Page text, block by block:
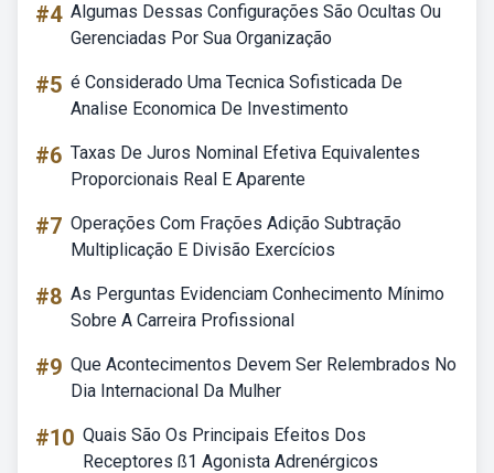
#4 Algumas Dessas Configurações São Ocultas Ou
Gerenciadas Por Sua Organização
#5 é Considerado Uma Tecnica Sofisticada De
Analise Economica De Investimento
#6 Taxas De Juros Nominal Efetiva Equivalentes
Proporcionais Real E Aparente
#7 Operações Com Frações Adição Subtração
Multiplicação E Divisão Exercícios
#8 As Perguntas Evidenciam Conhecimento Mínimo
Sobre A Carreira Profissional
#9 Que Acontecimentos Devem Ser Relembrados No
Dia Internacional Da Mulher
#10 Quais São Os Principais Efeitos Dos
Receptores ß1 Agonista Adrenérgicos